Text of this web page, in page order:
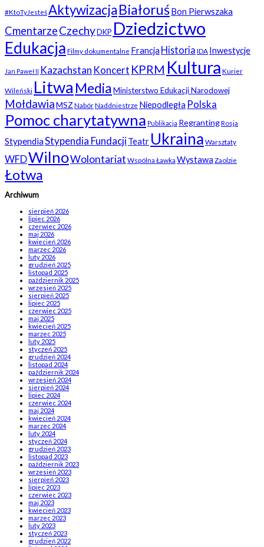
#KtoTyJesteśAktywizacjaBiałoruśBon Pierwszaka
CmentarzeCzechyDKP Dziedzictwo
Edukacja Filmy dokumentalne Francja Historia IDA Inwestycje
Jan Paweł II Kazachstan Koncert KPRM Kultura Kurier
Wileński Litwa MediaMinisterstwo Edukacji Narodowej
MołdawiaMSZ NabórNaddniestrze Niepodległa Polska
Pomoc charytatywna Publikacja RegrantingRosja
StypendiaStypendia FundacjiTeatr Ukraina Warsztaty
WFDWilnoWolontariat Wspólna Ławka Wystawa Zaolzie
Łotwa
Archiwum
sierpień 2026
lipiec 2026
czerwiec 2026
maj 2026
kwiecień 2026
marzec 2026
luty 2026
grudzień 2025
listopad 2025
październik 2025
wrzesień 2025
sierpień 2025
lipiec 2025
czerwiec 2025
maj 2025
kwiecień 2025
marzec 2025
luty 2025
styczeń 2025
grudzień 2024
listopad 2024
październik 2024
wrzesień 2024
sierpień 2024
lipiec 2024
czerwiec 2024
maj 2024
kwiecień 2024
marzec 2024
luty 2024
styczeń 2024
grudzień 2023
listopad 2023
październik 2023
wrzesień 2023
sierpień 2023
lipiec 2023
czerwiec 2023
maj 2023
kwiecień 2023
marzec 2023
luty 2023
styczeń 2023
grudzień 2022